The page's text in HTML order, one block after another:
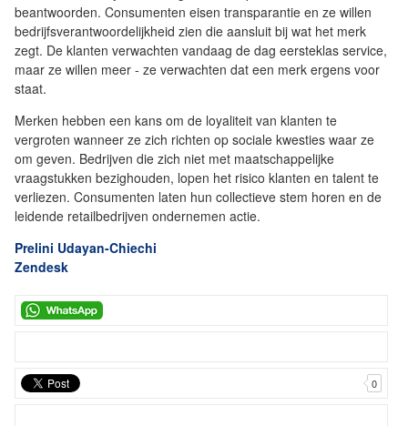
beantwoorden. Consumenten eisen transparantie en ze willen
bedrijfsverantwoordelijkheid zien die aansluit bij wat het merk
zegt. De klanten verwachten vandaag de dag eersteklas service,
maar ze willen meer - ze verwachten dat een merk ergens voor
staat.
Merken hebben een kans om de loyaliteit van klanten te
vergroten wanneer ze zich richten op sociale kwesties waar ze
om geven. Bedrijven die zich niet met maatschappelijke
vraagstukken bezighouden, lopen het risico klanten en talent te
verliezen. Consumenten laten hun collectieve stem horen en de
leidende retailbedrijven ondernemen actie.
Prelini Udayan-Chiechi
Zendesk
0